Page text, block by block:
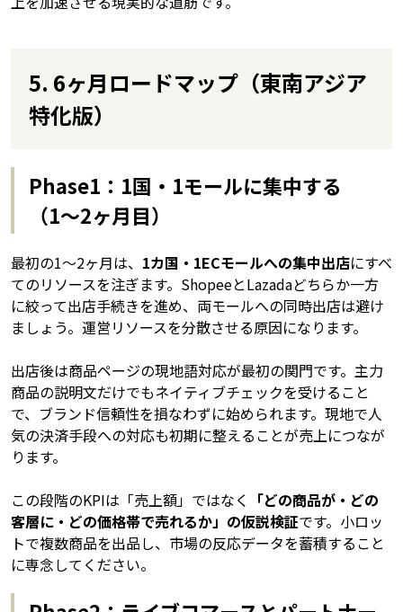
5. 6ヶ月ロードマップ（東南アジア
特化版）
Phase1：1国・1モールに集中する
（1〜2ヶ月目）
最初の1〜2ヶ月は、 1カ国・1ECモールへの集中出店にすべ
てのリソースを注ぎます。ShopeeとLazadaどちらか一方
に絞って出店手続きを進め、両モールへの同時出店は避け
ましょう。運営リソースを分散させる原因になります。
出店後は商品ページの現地語対応が最初の関門です。主力
商品の説明文だけでもネイティブチェックを受けること
で、ブランド信頼性を損なわずに始められます。現地で人
気の決済手段への対応も初期に整えることが売上につなが
ります。
この段階のKPIは「売上額」ではなく 「どの商品が・どの
客層に・どの価格帯で売れるか」の仮説検証です。小ロッ
トで複数商品を出品し、市場の反応データを蓄積すること
に専念してください。